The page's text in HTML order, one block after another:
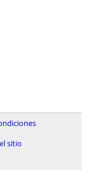
sitio